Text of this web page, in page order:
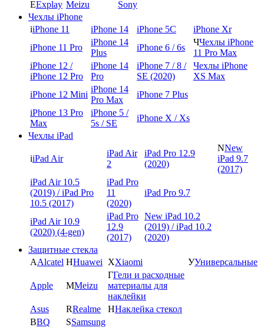
EExplay Meizu
Sony
Чехлы iPhone
iiPhone 11 iPhone 14 iPhone 5C
iPhone Xr
iPhone 11 Pro
iPhone 14
Plus
iPhone 6 / 6s
ЧЧехлы iPhone
11 Pro Max
iPhone 12 /
iPhone 12 Pro
iPhone 14
Pro
iPhone 7 / 8 /
SE (2020)
Чехлы iPhone
XS Max
iPhone 12 Mini
iPhone 14
Pro Max
iPhone 7 Plus
iPhone 13 Pro
Max
iPhone 5 /
5s / SE
iPhone X / Xs
Чехлы iPad
iiPad Air
iPad Air
2
iPad Pro 12.9
(2020)
NNew
iPad 9.7
(2017)
iPad Air 10.5
(2019) / iPad Pro
10.5 (2017)
iPad Pro
11
(2020)
iPad Pro 9.7
iPad Air 10.9
(2020) (4-gen)
iPad Pro
12.9
(2017)
New iPad 10.2
(2019) / iPad 10.2
(2020)
Защитные стекла
AAlcatel HHuawei XXiaomi УУниверсальные
Apple MMeizu
ГГели и расходные
материалы для
наклейки
Asus
RRealme ННаклейка стекол
BBQ SSamsung